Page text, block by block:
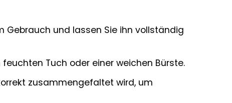
Gebrauch und lassen Sie ihn vollständig
Tuch oder einer weichen Bürste.
zusammengefaltet wird, um